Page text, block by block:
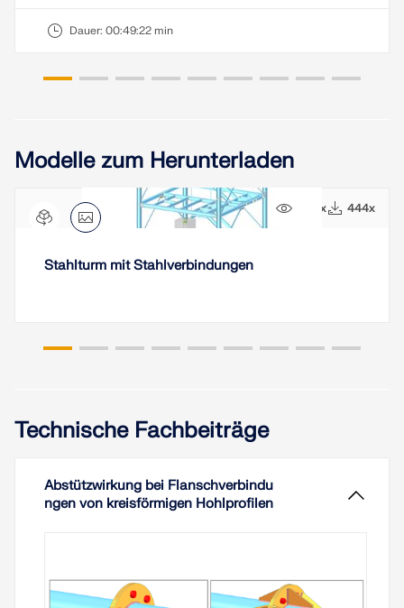
Dauer: 00:49:22 min
Modelle zum Herunterladen
1496x 444x
Stahlturm mit Stahlverbindungen
Technische Fachbeiträge
Abstützwirkung bei Flanschverbindu
ngen von kreisförmigen Hohlprofilen